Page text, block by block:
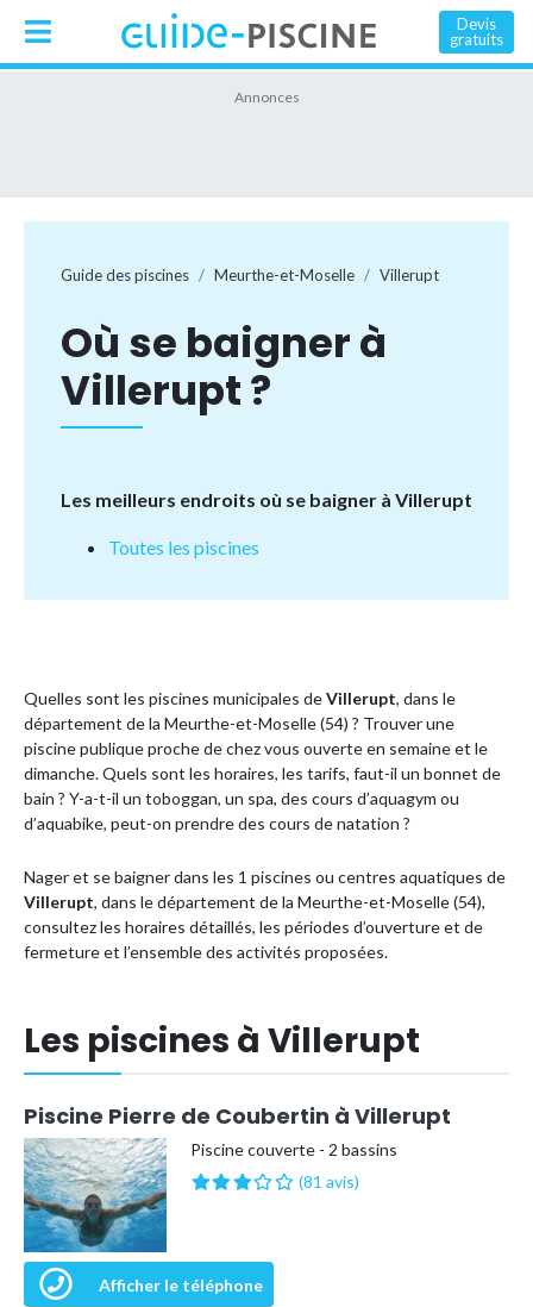
Devis
gratuits
Guide des piscines Meurthe-et-Moselle Villerupt
Où se baigner à
Villerupt ?
Les meilleurs endroits où se baigner à Villerupt
Toutes les piscines
Quelles sont les piscines municipales deVillerupt, dans le
département de la Meurthe-et-Moselle (54) ? Trouver une
piscine publique proche de chez vous ouverte en semaine et le
dimanche. Quels sont les horaires, les tarifs, faut-il un bonnet de
bain ? Y-a-t-il un toboggan, un spa, des cours d’aquagym ou
d’aquabike, peut-on prendre des cours de natation ?
Nager et se baigner dans les 1 piscines ou centres aquatiques de
Villerupt, dans le département de la Meurthe-et-Moselle (54),
consultez les horaires détaillés, les périodes d’ouverture et de
fermeture et l’ensemble des activités proposées.
Les piscines à Villerupt
Piscine Pierre de Coubertin à Villerupt
Piscine couverte - 2 bassins
(81 avis)
Afficher le téléphone